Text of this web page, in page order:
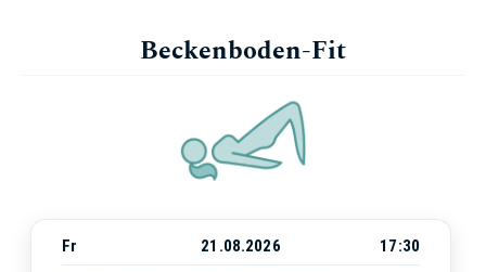
Beckenboden-Fit
Fr 21.08.2026
17:30